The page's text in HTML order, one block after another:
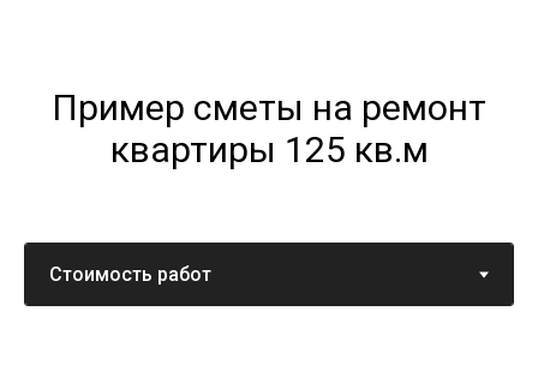
Пример сметы на ремонт
квартиры 125 кв.м